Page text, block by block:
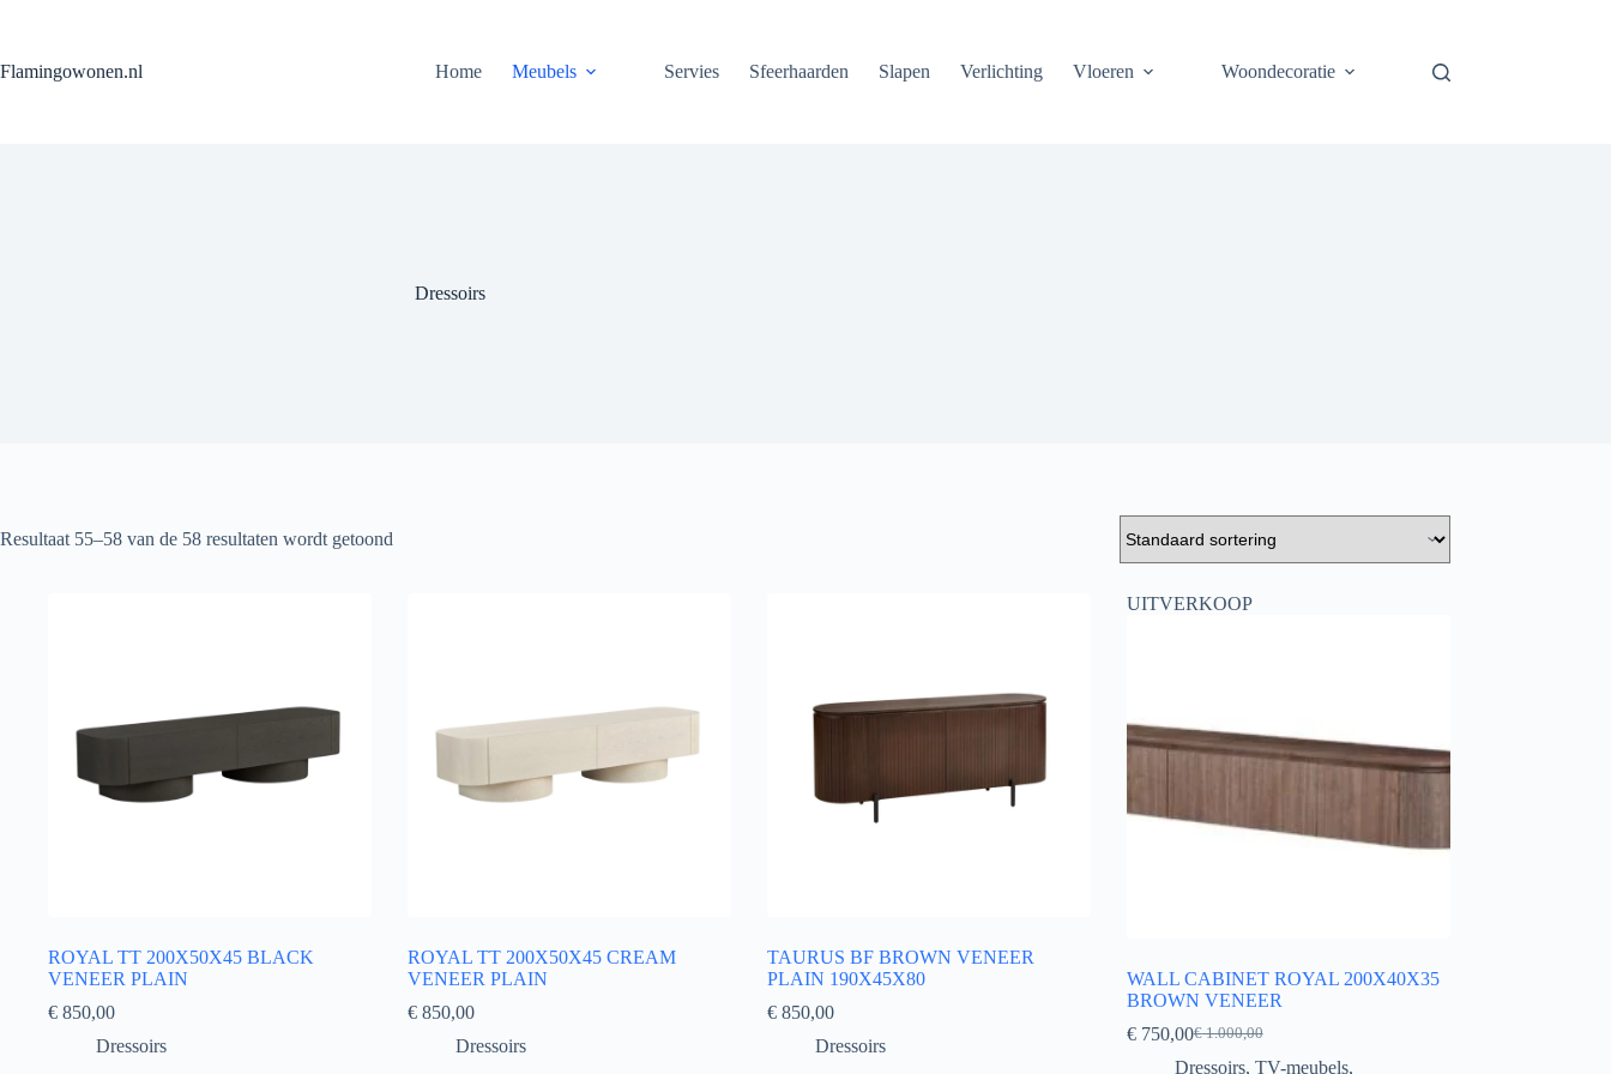
Flamingowonen.nl Home Meubels Servies Sfeerhaarden Slapen Verlichting Vloeren Woondecoratie
Dressoirs
Resultaat 55–58 van de 58 resultaten wordt getoond
ROYAL TT 200X50X45 BLACK
VENEER PLAIN
€ 850,00
Dressoirs
ROYAL TT 200X50X45 CREAM
VENEER PLAIN
€850,00
Dressoirs
TAURUS BF BROWN VENEER
PLAIN 190X45X80
€850,00
Dressoirs
UITVERKOOP
WALL CABINET ROYAL 200X40X35
BROWN VENEER
€1.000,00
€750,00
Dressoirs, TV-meubels,